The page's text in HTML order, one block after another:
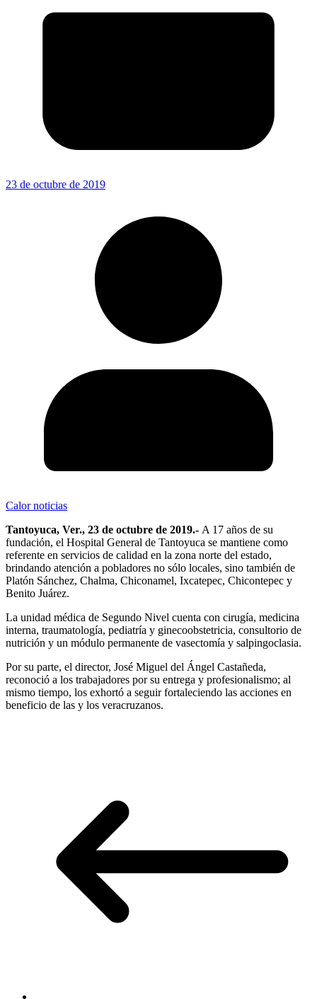
23 de octubre de 2019
Calor noticias
Tantoyuca, Ver., 23 de octubre de 2019.- A 17 años de su
fundación, el Hospital General de Tantoyuca se mantiene como
referente en servicios de calidad en la zona norte del estado,
brindando atención a pobladores no sólo locales, sino también de
Platón Sánchez, Chalma, Chiconamel, Ixcatepec, Chicontepec y
Benito Juárez.
La unidad médica de Segundo Nivel cuenta con cirugía, medicina
interna, traumatología, pediatría y ginecoobstetricia, consultorio de
nutrición y un módulo permanente de vasectomía y salpingoclasia.
Por su parte, el director, José Miguel del Ángel Castañeda,
reconoció a los trabajadores por su entrega y profesionalismo; al
mismo tiempo, los exhortó a seguir fortaleciendo las acciones en
beneficio de las y los veracruzanos.